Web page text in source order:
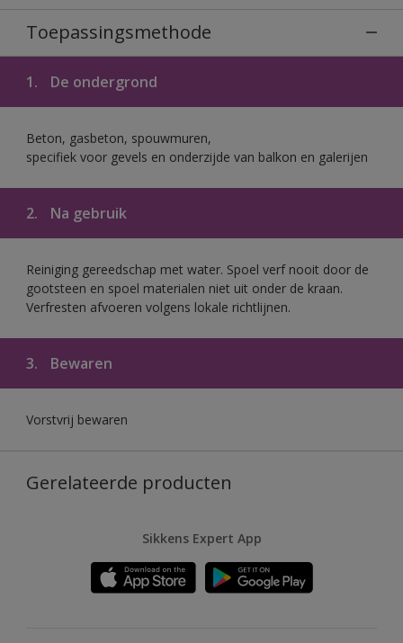
Toepassingsmethode
1. De ondergrond
Beton, gasbeton, spouwmuren,
specifiek voor gevels en onderzijde van balkon en galerijen
2. Na gebruik
Reiniging gereedschap met water. Spoel verf nooit door de
gootsteen en spoel materialen niet uit onder de kraan.
Verfresten afvoeren volgens lokale richtlijnen.
3. Bewaren
Vorstvrij bewaren
Gerelateerde producten
Sikkens Expert App